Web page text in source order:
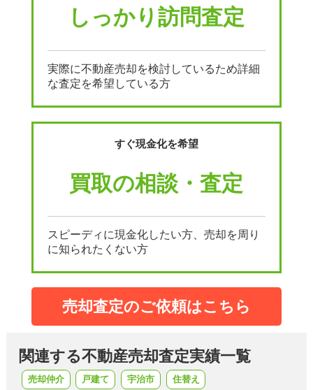
しっかり訪問査定
実際に不動産売却を検討しているため詳細
な査定を希望している方
すぐ現金化を希望
買取の相談・査定
スピーディに現金化したい方、売却を周り
に知られたくない方
売却査定のご依頼はこちら
関連する不動産売却査定実績一覧
売却仲介 戸建て 宇治市 住替え